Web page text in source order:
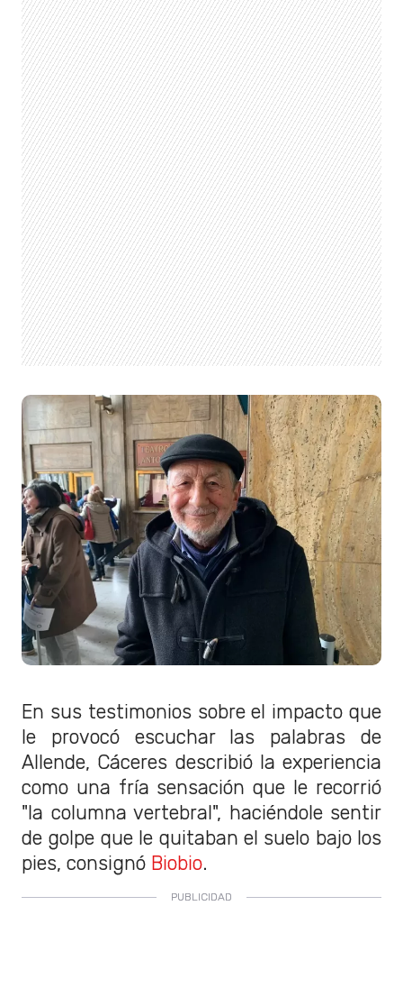
En sus testimonios sobre el impacto que
le provocó escuchar las palabras de
Allende, Cáceres describió la experiencia
como una fría sensación que le recorrió
"la columna vertebral", haciéndole sentir
de golpe que le quitaban el suelo bajo los
pies, consignó Biobio.